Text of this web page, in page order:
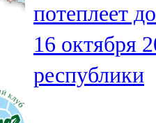
потеплеет
16 октября
республики